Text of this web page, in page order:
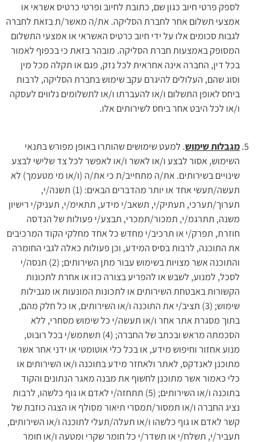
לספק פרטי חיוב כגון שם, כתובת לחיוב ופרטי כרטיס אשראי או
אמצעי תשלום אחר לחברת הסליקה. את/ה מאשר/ת בזאת לחברה
לגבות סכומים אלו על ידי חיוב כרטיס האשראי או אמצעי התשלום
המסופק באמצעות חברת הסליקה. מובהר בזאת כי בכפוף לאמור
בכל דין, החברה אינה אחראית לכל נזק, פגם או תקלה מכל מין
וסוג שהם, העלולים להיגרם עקב שימוש בחברת הסליקה, לרבות
ביחס לאופן התשלום ו/או להעברתו ו/או לתשלומים נלווים לעסקה
ו/או לכל היבט אחר ביחס לשירותים אלו.
מגבלות שימוש. למעט שימושים שהותרו באופן מפורש בתנאי
השימוש, אסור לבצע ו/או לאשר ו/או לאפשר לכל צד שלישי לבצע
שינויים בשירותים. את/ה מתחייב/ת כי את/ה (ו/או מי מטעמך) לא
תעשה/תעשי אחד או יותר מהדברים הבאים: (1) תשנה/י,
תערוך/תערכי, תעתיק/י, תשאב/י מידע, תתאימ/י, תעניק/י רישיון
משנה, תתרגמ/י, תמכור/תמכרי, תבצע/י פעולות של הנדסה
חוזרת, תפרק/י או תרכיב/י מחדש כל אחד מחלקי הקוד המרכיבים
את התוכנה, לרבות בסיס המידע, וכן פעולות כאלה לגבי החומרה
והתוכנה אשר מצויות בשימוש עבור מתן השירותים; (2) תנסה/י
לסכל, למנוע, לשבש או להפריע בצורה כזו או אחרת לתכונות
הקשורות באבטחת השירותים או לתכונות המונעות או מגבילות
שימוש; (3) תציב/י את התוכנה ו/או השירותים, או כל חלק מהם,
בתוך מסגרת אתר אחר ו/או תעשה/י כל שימוש מסחרי, ללא
הסכמתה מראש ובכתב של החברה; (4) תשתמש/י בכל רובוט,
מנוע אחזור וחיפוש מידע, או בכל כלי אוטומטי או ידני אחר אשר
מתוכנן לאנדקס, לאתר ולאחזר מידע בתוכנה ו/או השירותים או
כלי כאמור אשר מתוכנן לחשוף את מבנה מאגר הנתונים והקוד
בתוכנה ו/או השירותים; (5) תתחזה/י לאדם או גוף כלשהו, לרבות
נציג החברה ו/או תמסור/תמסרי תיאור מסולף או הצגה כוזבת של
קשר לאדם או גוף כלשהו ו/או תעלה/תעלי לתוכנה ו/או השירותים,
תעביר/י, תשלח/י או תשדר/י כל חומר שקרי ומטעה ו/או חומר